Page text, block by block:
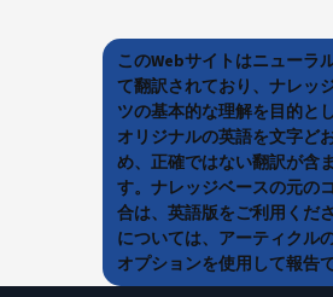
このWebサイトはニューラ
て翻訳されており、ナレッ
ツの基本的な理解を目的と
オリジナルの英語を文字ど
め、正確ではない翻訳が含
す。ナレッジベースの元の
合は、英語版をご利用くだ
については、アーティクル
オプションを使用して報告